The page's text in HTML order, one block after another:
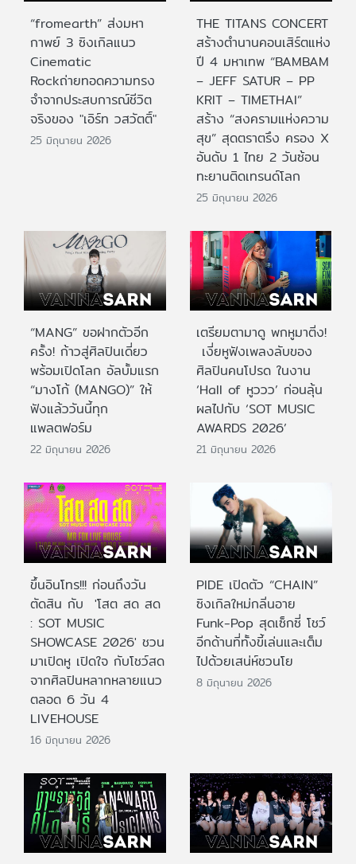
“fromearth” ส่งมหา
กาพย์ 3 ซิงเกิลแนว
Cinematic
Rockถ่ายทอดความทรง
จำจากประสบการณ์ชีวิต
จริงของ "เอิร์ท วสวัตติ์"
25 มิถุนายน 2026
THE TITANS CONCERT
สร้างตำนานคอนเสิร์ตแห่ง
ปี 4 มหาเทพ “BAMBAM
– JEFF SATUR – PP
KRIT – TIMETHAI”
สร้าง “สงครามแห่งความ
สุข” สุดตราตรึง ครอง X
อันดับ 1 ไทย 2 วันซ้อน
ทะยานติดเทรนด์โลก
25 มิถุนายน 2026
“MANG” ขอฝากตัวอีก
ครั้ง! ก้าวสู่ศิลปินเดี่ยว
พร้อมเปิดโลก อัลบั้มแรก
“มางโก้ (MANGO)” ให้
ฟังแล้ววันนี้ทุก
แพลตฟอร์ม
22 มิถุนายน 2026
เตรียมตามาดู พกหูมาติ่ง!
เงี่ยหูฟังเพลงลับของ
ศิลปินคนโปรด ในงาน
‘Hall of หูววว’ ก่อนลุ้น
ผลไปกับ ‘SOT MUSIC
AWARDS 2026’
21 มิถุนายน 2026
ขึ้นอินโทร!!! ก่อนถึงวัน
ตัดสิน กับ 'โสต สด สด
: SOT MUSIC
SHOWCASE 2026' ชวน
มาเปิดหู เปิดใจ กับโชว์สด
จากศิลปินหลากหลายแนว
ตลอด 6 วัน 4
LIVEHOUSE
16 มิถุนายน 2026
PIDE เปิดตัว “CHAIN”
ซิงเกิลใหม่กลิ่นอาย
Funk-Pop สุดเซ็กซี่ โชว์
อีกด้านที่ทั้งขี้เล่นและเต็ม
ไปด้วยเสน่ห์ชวนโย
8 มิถุนายน 2026